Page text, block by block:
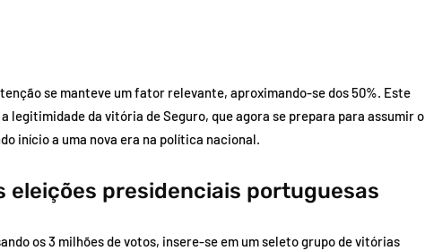
se manteve um fator relevante, aproximando-se dos 50%. Este
legitimidade da vitória de Seguro, que agora se prepara para assumir o
início a uma nova era na política nacional.
eleições presidenciais portuguesas
os 3 milhões de votos, insere-se em um seleto grupo de vitórias